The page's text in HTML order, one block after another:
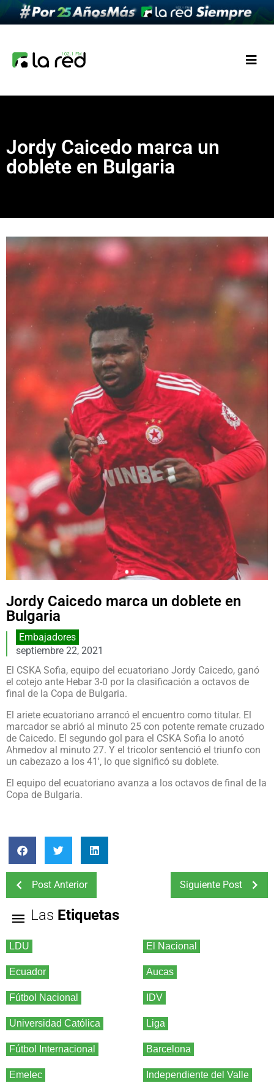
Jordy Caicedo marca un
doblete en Bulgaria
Jordy Caicedo marca un doblete en
Bulgaria
Embajadores
septiembre 22, 2021
El CSKA Sofia, equipo del ecuatoriano Jordy Caicedo, ganó
el cotejo ante Hebar 3-0 por la clasificación a octavos de
final de la Copa de Bulgaria.
El ariete ecuatoriano arrancó el encuentro como titular. El
marcador se abrió al minuto 25 con potente remate cruzado
de Caicedo. El segundo gol para el CSKA Sofia lo anotó
Ahmedov al minuto 27. Y el tricolor sentenció el triunfo con
un cabezazo a los 41′, lo que significó su doblete.
El equipo del ecuatoriano avanza a los octavos de final de la
Copa de Bulgaria.
Post Anterior Siguiente Post
Las Etiquetas
LDU El Nacional
Ecuador Aucas
Fútbol Nacional IDV
Universidad Católica Liga
Fútbol Internacional Barcelona
Emelec Independiente del Valle